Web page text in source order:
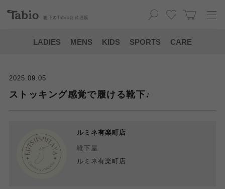
靴下の Tabio 公式通販
LADIES MENS KIDS SPORTS CARE
2025.09.05
ストッキング感覚で履ける靴下♪
ルミネ有楽町店
靴下屋
ルミネ有楽町店